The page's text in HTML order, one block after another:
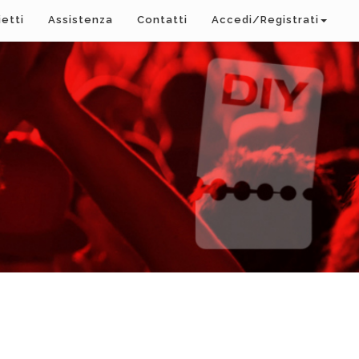
Assistenza Contatti Accedi/Registrati